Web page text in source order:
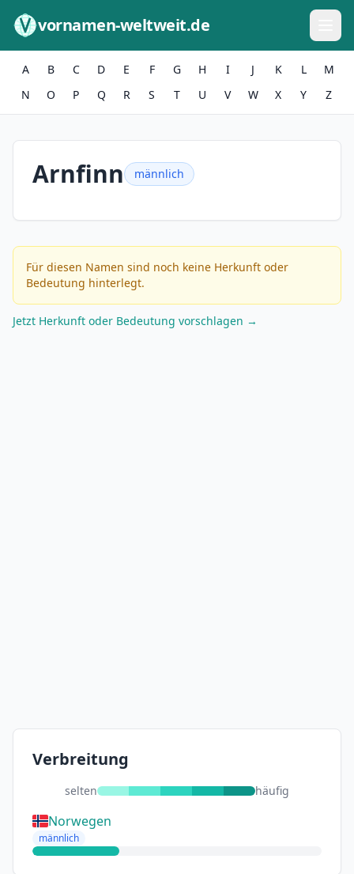
vornamen-weltweit.de
A B C D E F G H I J K L
M
N
O P Q R S T U V W X Y Z
Arnfinn männlich
Für diesen Namen sind noch keine Herkunft oder
Bedeutung hinterlegt.
Jetzt Herkunft oder Bedeutung vorschlagen →
Verbreitung
selten häufig
Norwegen
männlich